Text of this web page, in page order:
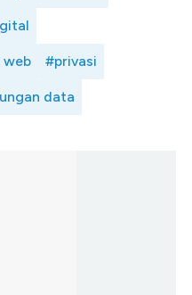
web #privasi
data